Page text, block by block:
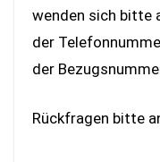
wenden sich bitte
der
der
Rückfragen bitte